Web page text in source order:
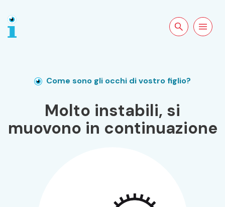
Cercare sulApri la
Come sono gli occhi di vostro figlio?
Molto instabili, si
muovono in continuazione